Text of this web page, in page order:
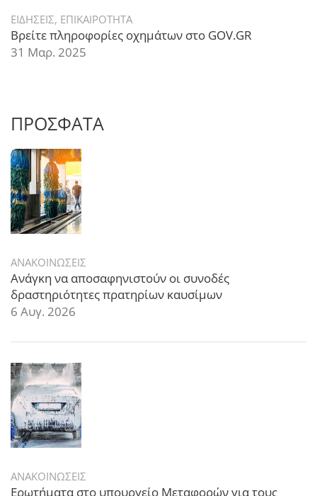
ΕΙΔΗΣΕΙΣ, ΕΠΙΚΑΙΡΟΤΗΤΑ
Βρείτε πληροφορίες οχημάτων στο GOV.GR
31 Μαρ. 2025
ΠΡΟΣΦΑΤΑ
ΑΝΑΚΟΙΝΩΣΕΙΣ
Ανάγκη να αποσαφηνιστούν οι συνοδές
δραστηριότητες πρατηρίων καυσίμων
6 Αυγ. 2026
ΑΝΑΚΟΙΝΩΣΕΙΣ
Ερωτήματα στο υπουργείο Μεταφορών για τους